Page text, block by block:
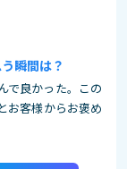
瞬間は？
で良かった。この
お客様からお褒め